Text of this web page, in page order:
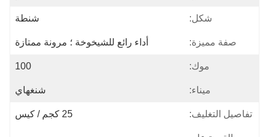
شكل: شنطة
صفة مميزة: أداء رائع للشيخوخة ؛ مرونة ممتازة
موك: 100
ميناء: شنغهاي
تفاصيل التغليف: 25 كجم / كيس